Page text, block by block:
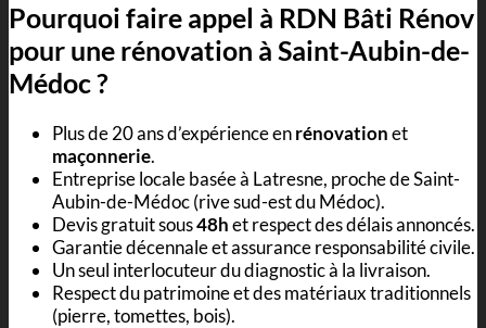
Pourquoi faire appel à RDN Bâti Rénov
pour une rénovation à Saint-Aubin-de-
Médoc ?
Plus de 20 ans d’expérience enrénovationet
maçonnerie.
Entreprise locale basée à Latresne, proche de Saint-
Aubin-de-Médoc (rive sud-est du Médoc).
Devis gratuit sous48het respect des délais annoncés.
Garantie décennale et assurance responsabilité civile.
Un seul interlocuteur du diagnostic à la livraison.
Respect du patrimoine et des matériaux traditionnels
(pierre, tomettes, bois).